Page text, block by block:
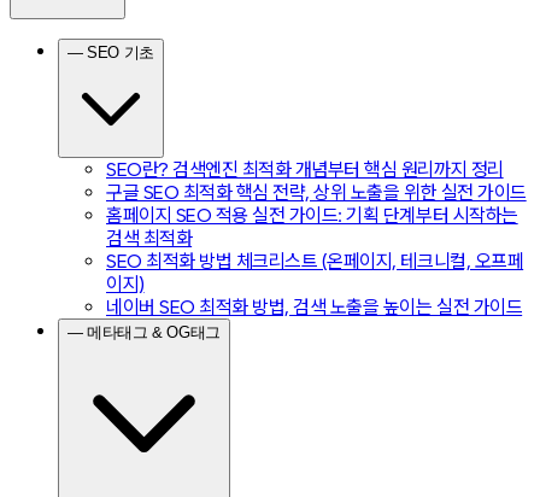
— SEO 기초
SEO란? 검색엔진 최적화 개념부터 핵심 원리까지 정리
구글 SEO 최적화 핵심 전략, 상위 노출을 위한 실전 가이드
홈페이지 SEO 적용 실전 가이드: 기획 단계부터 시작하는
검색 최적화
SEO 최적화 방법 체크리스트 (온페이지, 테크니컬, 오프페
이지)
네이버 SEO 최적화 방법, 검색 노출을 높이는 실전 가이드
— 메타태그 & OG태그